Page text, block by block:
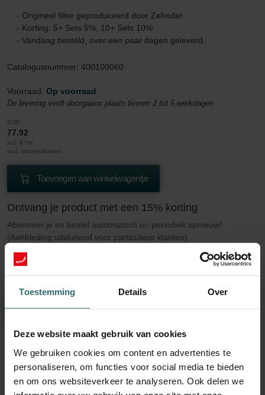
Toestemming Details Over
Deze website maakt gebruik van cookies
We gebruiken cookies om content en advertenties te
personaliseren, om functies voor social media te bieden
en om ons websiteverkeer te analyseren. Ook delen we
- Origineel filter geproduceerd door Zehnder
- Korting: 5+ Sets 5%, 10+ Sets 10%
- Vandaag besteld, over een paar dagen geleverd.
Catalogusnummer: 400100060
Voorraad: Op voorraad
De levering vindt doorgaans plaats binnen 2 tot 5 werkdagen
EUR
77.92
incl. BTW
excl. verzendkosten
Toevoegen aan winkelwagentje
Ontvang je product met een 15% korting
Abonneer je en bestel automatisch en periodiek opnieuw!
(Aanbieding uitsluitend voor particuliere klanten)
66.24
incl. BTW
Meer weten over onze Filter Coarse 60%
(G4)